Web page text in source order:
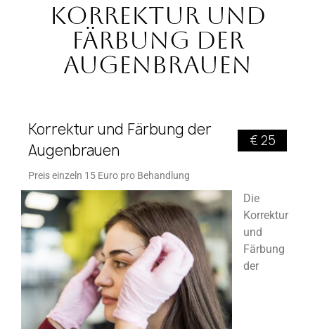
Korrektur und
Färbung der
Augenbrauen
Korrektur und Färbung der
Augenbrauen
€ 25
Preis einzeln 15 Euro pro Behandlung
Die
Korrektur
und
Färbung
der